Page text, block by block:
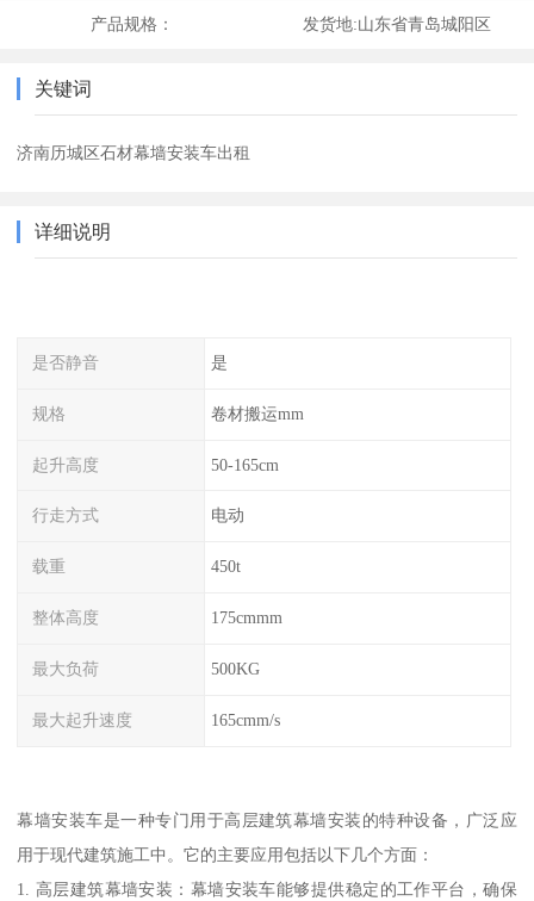
产品规格： 发货地:山东省青岛城阳区
关键词
济南历城区石材幕墙安装车出租
详细说明
是否静音 是
规格 卷材搬运mm
起升高度 50-165cm
行走方式 电动
载重 450t
整体高度 175cmmm
最大负荷 500KG
最大起升速度 165cmm/s
幕墙安装车是一种专门用于高层建筑幕墙安装的特种设备，广泛应
用于现代建筑施工中。它的主要应用包括以下几个方面：
1. 高层建筑幕墙安装：幕墙安装车能够提供稳定的工作平台，确保